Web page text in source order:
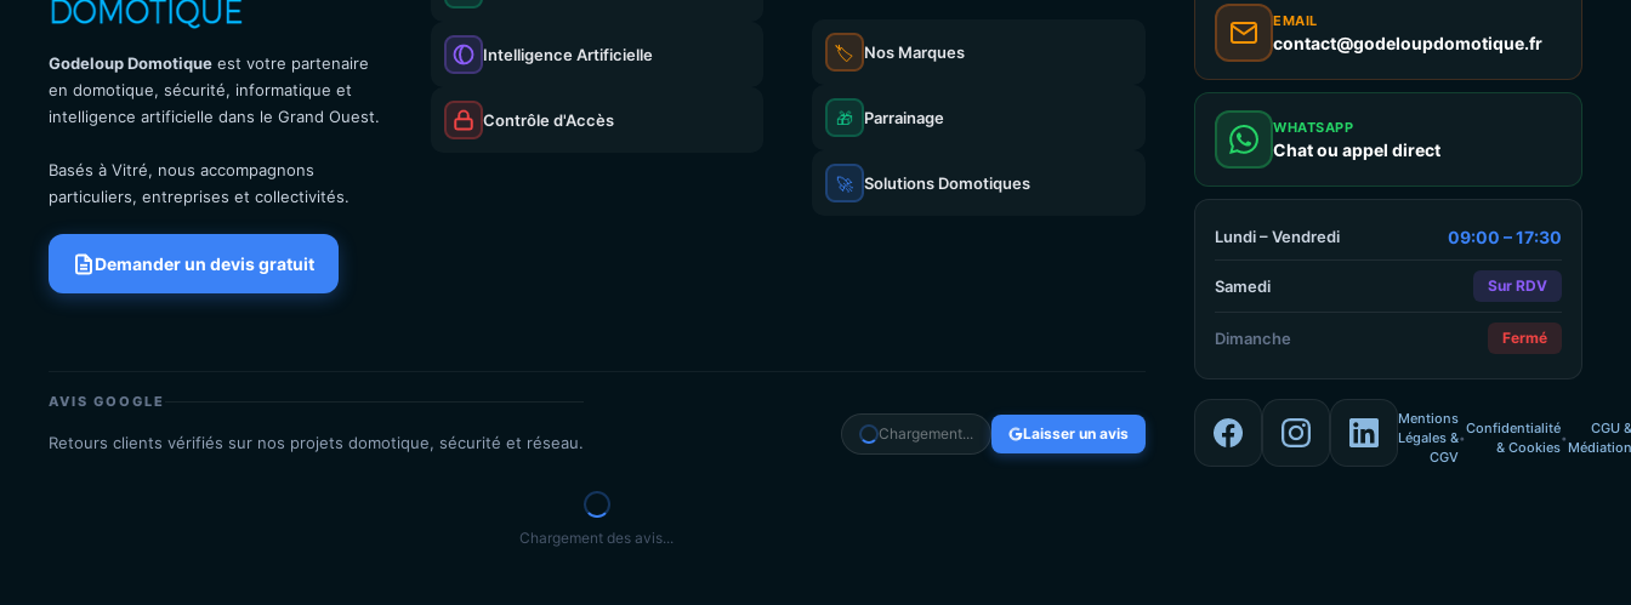
Godeloup Domotique est votre partenaire
en domotique, sécurité, informatique et
intelligence artificielle dans le Grand Ouest.
Basés à Vitré, nous accompagnons
particuliers, entreprises et collectivités.
Demander un devis gratuit
Intelligence Artificielle
Contrôle d'Accès
🏷️ Nos Marques
🎁 Parrainage
🚀 Solutions Domotiques
AVIS GOOGLE
Retours clients vérifiés sur nos projets domotique, sécurité et réseau. Chargement... Laisser un avis
Chargement des avis...
EMAIL
contact@godeloupdomotique.fr
WHATSAPP
Chat ou appel direct
Lundi – Vendredi 09:00 – 17:30
Samedi Sur RDV
Dimanche Fermé
Mentions
Légales &
CGV
•
Confidentialité
& Cookies
•
CGU &
Médiation